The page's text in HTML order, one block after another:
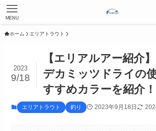
MENU
ホーム エリアトラウト
【エリアルアー紹介
デカミッツドライの
すすめカラーを紹介！
2023
9/18
エリアトラウト 釣り 2023年9月18日